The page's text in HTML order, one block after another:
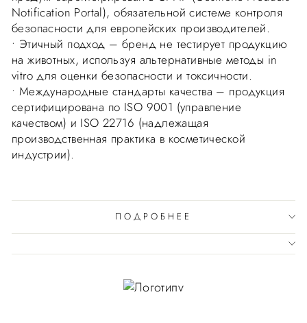
Notification Portal), обязательной системе контроля
безопасности для европейских производителей.
• Этичный подход – бренд не тестирует продукцию
на животных, используя альтернативные методы in
vitro для оценки безопасности и токсичности.
• Международные стандарты качества – продукция
сертифицирована по ISO 9001 (управление
качеством) и ISO 22716 (надлежащая
производственная практика в косметической
индустрии).
ПОДРОБНЕЕ